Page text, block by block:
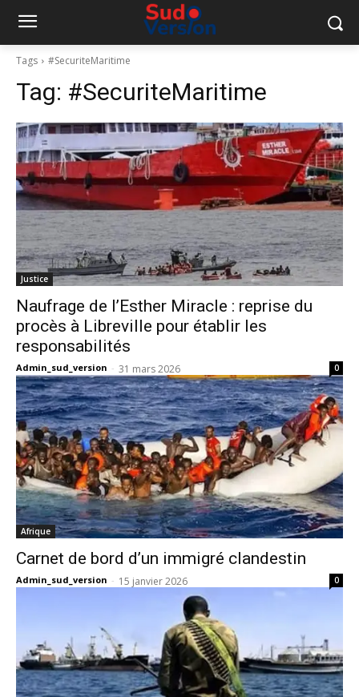
Tags #SecuriteMaritime
Tag: #SecuriteMaritime
Justice
Naufrage de l’Esther Miracle : reprise du
procès à Libreville pour établir les
responsabilités
Admin_sud_version - 31 mars 2026 0
Afrique
Carnet de bord d’un immigré clandestin
Admin_sud_version - 15 janvier 2026 0